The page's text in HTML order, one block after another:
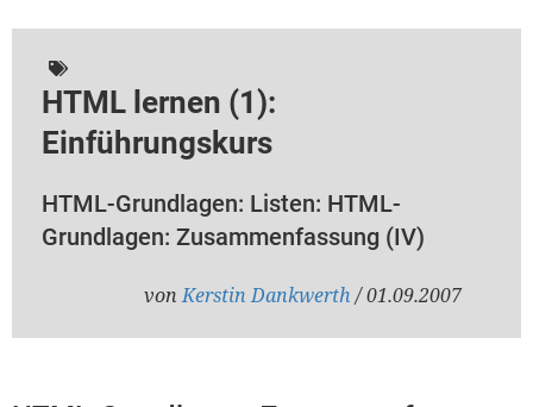
HTML lernen (1):
Einführungskurs
HTML-Grundlagen: Listen: HTML-
Grundlagen: Zusammenfassung (IV)
vonKerstin Dankwerth / 01.09.2007